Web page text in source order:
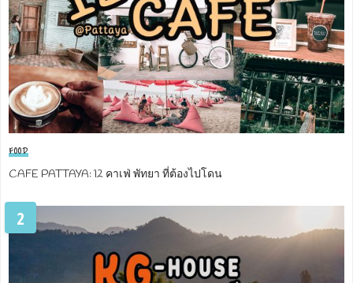
FOOD
CAFE PATTAYA: 12 คาเฟ่ พัทยา ที่ต้องไปโดน
2